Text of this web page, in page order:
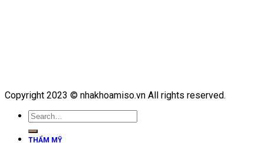
Copyright 2023 © nhakhoamiso.vn All rights reserved.
THẨM MỸ